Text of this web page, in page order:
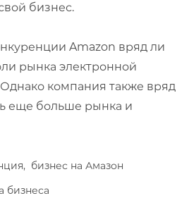
бизнес.
Amazon вряд ли
рынка электронной
компания также вряд
еще больше рынка и
бизнес на Амазон
бизнеса